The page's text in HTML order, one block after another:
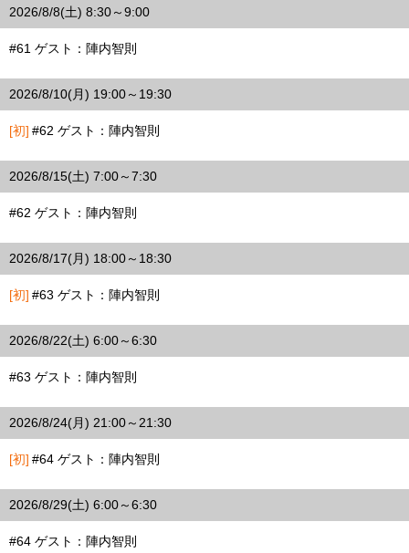
2026/8/8(土) 8:30～9:00
#61 ゲスト：陣内智則
2026/8/10(月) 19:00～19:30
[初] #62 ゲスト：陣内智則
2026/8/15(土) 7:00～7:30
#62 ゲスト：陣内智則
2026/8/17(月) 18:00～18:30
[初] #63 ゲスト：陣内智則
2026/8/22(土) 6:00～6:30
#63 ゲスト：陣内智則
2026/8/24(月) 21:00～21:30
[初] #64 ゲスト：陣内智則
2026/8/29(土) 6:00～6:30
#64 ゲスト：陣内智則